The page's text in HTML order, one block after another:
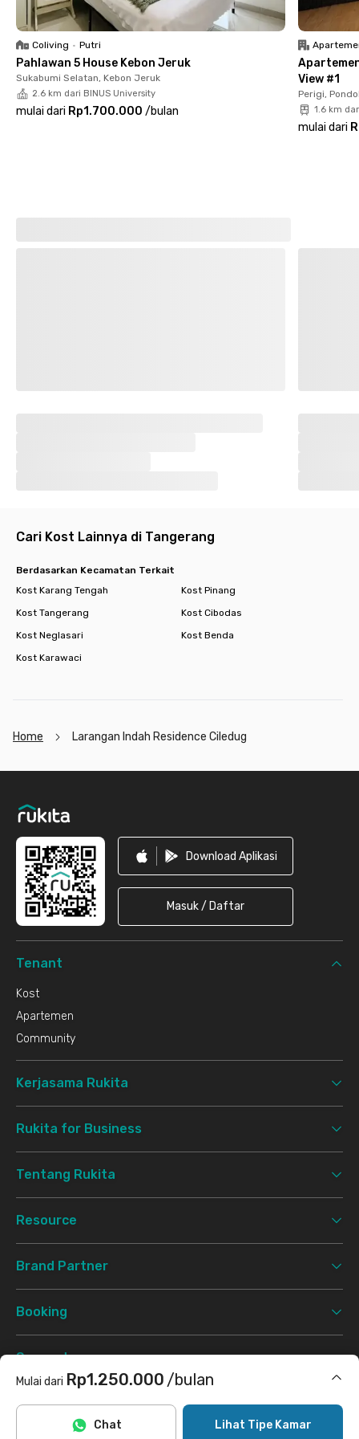
pembersihan kamar. Kamu juga bisa memanfaatkan fasilitas
area komunal, dapur bersama, ruang makan, mesin cuci, dan
area jemur.
Tersedia pula parkiran bagi kamu yang membawa kendaraan
pribadi dan keamanan terjamin karena kost putri di Tangerang
ini dilengkapi CCTV. Harganya pun bersahabat. Siap booking
kamarmu?
Coliving • Putri
Pahlawan 5 House Kebon Jeruk
Sukabumi Selatan, Kebon Jeruk
2.6 km dari BINUS University
mulai dari Rp1.700.000 /bulan
View #1
Perigi,
1.6 km
mulai dari
Mulai dari Rp1.250.000 /bulan
Termasuk internet/wifi, laundry
Lihat Tipe Kamar
Chat
Cari Kost Lainnya di Tangerang
Berdasarkan Kecamatan Terkait
Kost Karang Tengah
Kost Pinang
Kost Tangerang
Kost Cibodas
Kost Neglasari
Kost Benda
Kost Karawaci
Home Larangan Indah Residence Ciledug
Download Aplikasi
Masuk / Daftar
Tenant
Kost
Apartemen
Community
Kerjasama Rukita
Rukita for Business
Tentang Rukita
Resource
Brand Partner
Booking
Support
Syarat & Ketentuan Kebijakan Privasi
InstagramTwitter TikTok